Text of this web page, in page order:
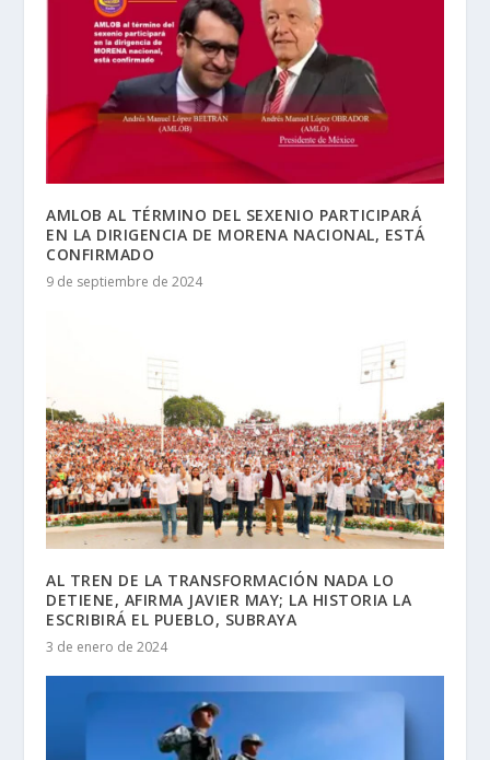
AMLOB AL TÉRMINO DEL SEXENIO PARTICIPARÁ
EN LA DIRIGENCIA DE MORENA NACIONAL, ESTÁ
CONFIRMADO
9 de septiembre de 2024
AL TREN DE LA TRANSFORMACIÓN NADA LO
DETIENE, AFIRMA JAVIER MAY; LA HISTORIA LA
ESCRIBIRÁ EL PUEBLO, SUBRAYA
3 de enero de 2024